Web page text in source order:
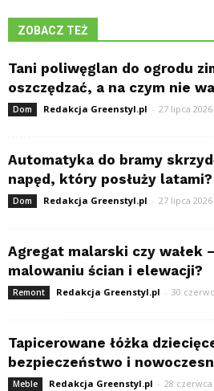
ZOBACZ TEŻ
Tani poliwęglan do ogrodu
oszczędzać, a na czym nie
Dom Redakcja Greenstyl.pl - 27 lipca 2026
Automatyka do bramy
napęd, który posłuży latami?
Dom Redakcja Greenstyl.pl - 27 lipca 2026
Agregat malarski czy wałek
malowaniu ścian i elewacji?
Remont Redakcja Greenstyl.pl - 30
Tapicerowane łóżka
bezpieczeństwo i
Meble Redakcja Greenstyl.pl - 28 czerwca